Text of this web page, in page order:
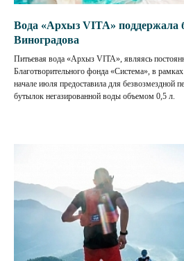
Вода «Архыз VITA» поддержала
Виноградова
Питьевая вода «Архыз VITA», являясь
Благотворительного фонда «Система», в
начале июля предоставила для безвозмездной
бутылок негазированной воды объемом 0,5 л.